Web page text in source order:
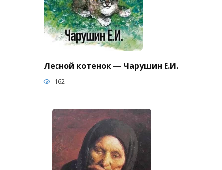
Лесной котенок — Чарушин Е.И.
162